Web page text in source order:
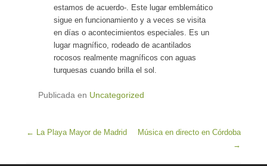
estamos de acuerdo-. Este lugar emblemático
sigue en funcionamiento y a veces se visita
en días o acontecimientos especiales. Es un
lugar magnífico, rodeado de acantilados
rocosos realmente magníficos con aguas
turquesas cuando brilla el sol.
Publicada en Uncategorized
Navegación de entradas
← La Playa Mayor de Madrid
Música en directo en Córdoba
→